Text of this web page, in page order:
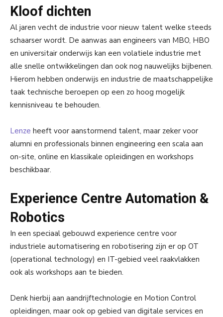
Kloof dichten
Al jaren vecht de industrie voor nieuw talent welke steeds
schaarser wordt. De aanwas aan engineers van MBO, HBO
en universitair onderwijs kan een volatiele industrie met
alle snelle ontwikkelingen dan ook nog nauwelijks bijbenen.
Hierom hebben onderwijs en industrie de maatschappelijke
taak technische beroepen op een zo hoog mogelijk
kennisniveau te behouden.
Lenze heeft voor aanstormend talent, maar zeker voor
alumni en professionals binnen engineering een scala aan
on-site, online en klassikale opleidingen en workshops
beschikbaar.
Experience Centre Automation &
Robotics
In een speciaal gebouwd experience centre voor
industriele automatisering en robotisering zijn er op OT
(operational technology) en IT-gebied veel raakvlakken
ook als workshops aan te bieden.
Denk hierbij aan aandrijftechnologie en Motion Control
opleidingen, maar ook op gebied van digitale services en